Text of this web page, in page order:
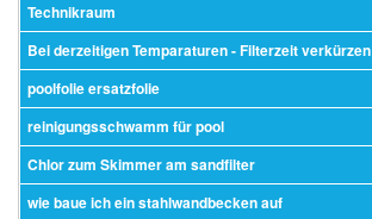
Technikraum
Bei derzeitigen Temparaturen - Filterzeit verkürzen
poolfolie ersatzfolie
reinigungsschwamm für pool
Chlor zum Skimmer am sandfilter
wie baue ich ein stahlwandbecken auf